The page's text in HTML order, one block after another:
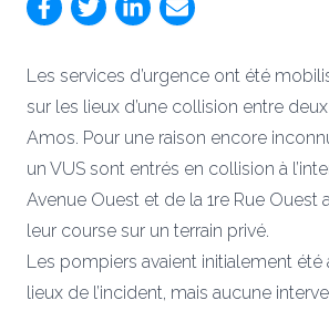
Les services d’urgence ont été
sur les lieux d’une collision entre
Amos. Pour une raison encore
un VUS sont entrés en collision à
Avenue Ouest et de la 1re Rue Ouest
leur course sur un terrain privé.
Les pompiers avaient initialement été
lieux de l’incident, mais aucune